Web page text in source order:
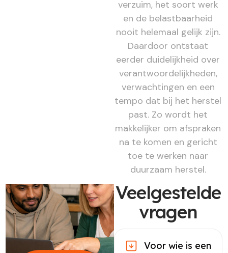
verzuim, het soort werk
en de belastbaarheid
nooit helemaal gelijk zijn.
Daardoor ontstaat
eerder duidelijkheid over
verantwoordelijkheden,
verwachtingen en een
tempo dat bij het herstel
past. Zo wordt het
makkelijker om afspraken
na te komen en gericht
toe te werken naar
duurzaam herstel.
Veelgestelde
vragen
Voor wie is een